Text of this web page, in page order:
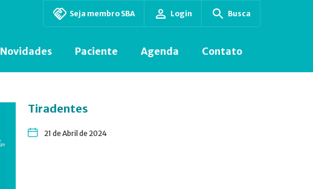
Seja membro SBA Login Busca
Novidades Paciente Agenda Contato
Tiradentes
21 de Abril de 2024